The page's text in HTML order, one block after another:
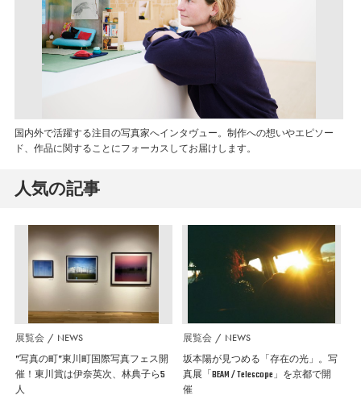
国内外で活躍する注目の写真家へインタヴュー。制作への想いやエピソー
ド、作品に関することにフォーカスしてお届けします。
人気の記事
展覧会 NEWS
”写真の町”東川町国際写真フェス開
催！東川賞は伊奈英次、林典子ら5
人
展覧会 NEWS
坂本陽が見つめる「存在の光」。写
真展「BEAM / Telescope」を京都で開
催